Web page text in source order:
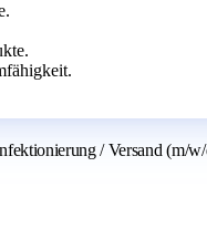
/ Versand (m/